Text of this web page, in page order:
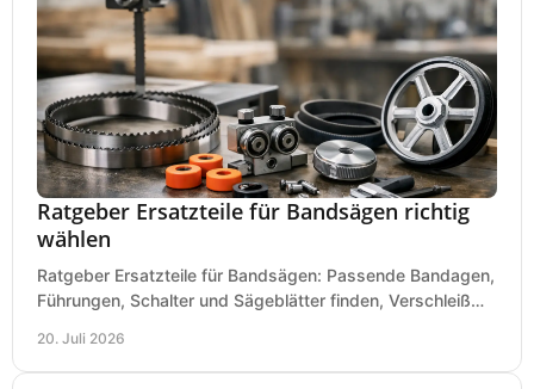
Ratgeber Ersatzteile für Bandsägen richtig
wählen
Ratgeber Ersatzteile für Bandsägen: Passende Bandagen,
Führungen, Schalter und Sägeblätter finden, Verschleiß
20. Juli 2026